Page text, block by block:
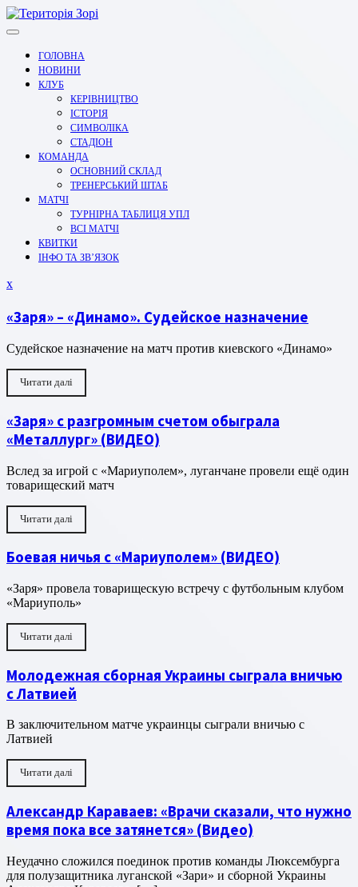
Перейти
до
ГОЛОВНА
НОВИНИ
КЛУБ
КЕРІВНИЦТВО
ІСТОРІЯ
СИМВОЛІКА
СТАДІОН
КОМАНДА
ОСНОВНИЙ СКЛАД
ТРЕНЕРСЬКИЙ ШТАБ
МАТЧІ
ТУРНІРНА ТАБЛИЦЯ УПЛ
ВСІ МАТЧІ
КВИТКИ
ІНФО ТА ЗВ’ЯЗОК
xЗакрити
«Заря» – «Динамо». Судейское назначение
Судейское назначение на матч против киевского «Динамо»
Читати далі
«Заря» с разгромным счетом обыграла
«Металлург» (ВИДЕО)
Вслед за игрой с «Мариуполем», луганчане провели ещё один
товарищеский матч
Читати далі
Боевая ничья с «Мариуполем» (ВИДЕО)
«Заря» провела товарищескую встречу с футбольным клубом
«Мариуполь»
Читати далі
Молодежная сборная Украины сыграла вничью
с Латвией
В заключительном матче украинцы сыграли вничью с
Латвией
Читати далі
Александр Караваев: «Врачи сказали, что нужно
время пока все затянется» (Видео)
Неудачно сложился поединок против команды Люксембурга
для полузащитника луганской «Зари» и сборной Украины